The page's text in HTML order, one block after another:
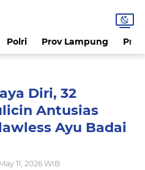
Polri Prov Lampung
Diri, 32
Antusias
Ayu Badai
11, 2026 WIB